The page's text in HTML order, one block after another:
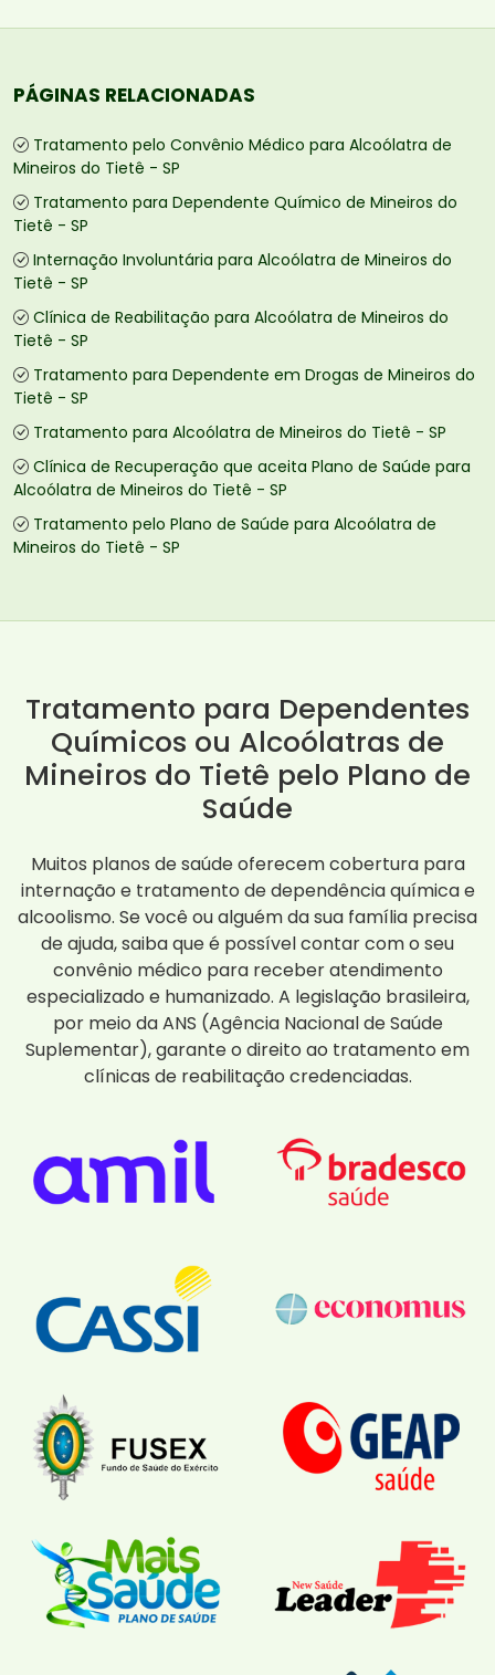
PÁGINAS RELACIONADAS
Tratamento pelo Convênio Médico para Alcoólatra de
Mineiros do Tietê - SP
Tratamento para Dependente Químico de Mineiros do
Tietê - SP
Internação Involuntária para Alcoólatra de Mineiros do
Tietê - SP
Clínica de Reabilitação para Alcoólatra de Mineiros do
Tietê - SP
Tratamento para Dependente em Drogas de Mineiros do
Tietê - SP
Tratamento para Alcoólatra de Mineiros do Tietê - SP
Clínica de Recuperação que aceita Plano de Saúde para
Alcoólatra de Mineiros do Tietê - SP
Tratamento pelo Plano de Saúde para Alcoólatra de
Mineiros do Tietê - SP
Tratamento para Dependentes
Químicos ou Alcoólatras de
Mineiros do Tietê pelo Plano de
Saúde
Muitos planos de saúde oferecem cobertura para
internação e tratamento de dependência química e
alcoolismo. Se você ou alguém da sua família precisa
de ajuda, saiba que é possível contar com o seu
convênio médico para receber atendimento
especializado e humanizado. A legislação brasileira,
por meio da ANS (Agência Nacional de Saúde
Suplementar), garante o direito ao tratamento em
clínicas de reabilitação credenciadas.